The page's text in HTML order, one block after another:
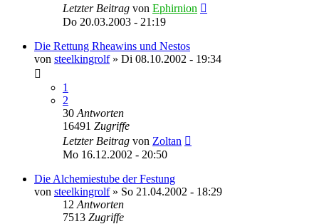
Letzter Beitrag von Ephirnion
Do 20.03.2003 - 21:19
Die Rettung Rheawins und Nestos
von steelkingrolf» Di 08.10.2002 - 19:34
1
2
30 Antworten
16491 Zugriffe
Letzter Beitrag von Zoltan
Mo 16.12.2002 - 20:50
Die Alchemiestube der Festung
von steelkingrolf» So 21.04.2002 - 18:29
12 Antworten
7513 Zugriffe